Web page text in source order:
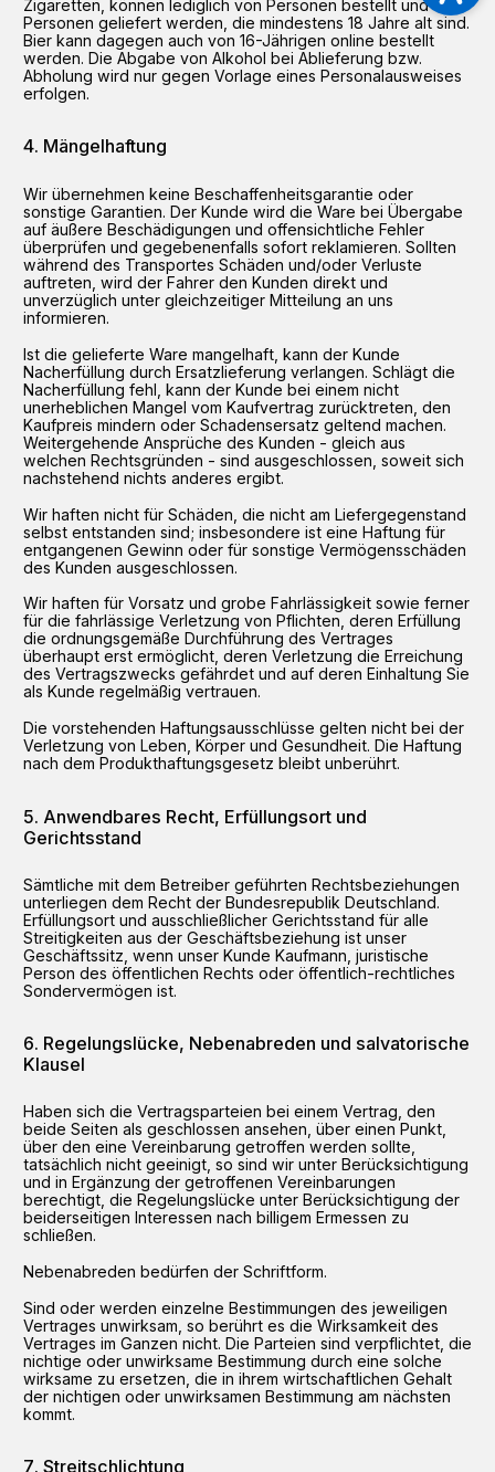
Zigaretten, können lediglich von Personen bestellt und an
Personen geliefert werden, die mindestens 18 Jahre alt sind.
Bier kann dagegen auch von 16-Jährigen online bestellt
werden. Die Abgabe von Alkohol bei Ablieferung bzw.
Abholung wird nur gegen Vorlage eines Personalausweises
erfolgen.
Mängelhaftung
Wir übernehmen keine Beschaffenheitsgarantie oder
sonstige Garantien. Der Kunde wird die Ware bei Übergabe
auf äußere Beschädigungen und offensichtliche Fehler
überprüfen und gegebenenfalls sofort reklamieren. Sollten
während des Transportes Schäden und/oder Verluste
auftreten, wird der Fahrer den Kunden direkt und
unverzüglich unter gleichzeitiger Mitteilung an uns
informieren.
Ist die gelieferte Ware mangelhaft, kann der Kunde
Nacherfüllung durch Ersatzlieferung verlangen. Schlägt die
Nacherfüllung fehl, kann der Kunde bei einem nicht
unerheblichen Mangel vom Kaufvertrag zurücktreten, den
Kaufpreis mindern oder Schadensersatz geltend machen.
Weitergehende Ansprüche des Kunden - gleich aus
welchen Rechtsgründen - sind ausgeschlossen, soweit sich
nachstehend nichts anderes ergibt.
Wir haften nicht für Schäden, die nicht am Liefergegenstand
selbst entstanden sind; insbesondere ist eine Haftung für
entgangenen Gewinn oder für sonstige Vermögensschäden
des Kunden ausgeschlossen.
Wir haften für Vorsatz und grobe Fahrlässigkeit sowie ferner
für die fahrlässige Verletzung von Pflichten, deren Erfüllung
die ordnungsgemäße Durchführung des Vertrages
überhaupt erst ermöglicht, deren Verletzung die Erreichung
des Vertragszwecks gefährdet und auf deren Einhaltung Sie
als Kunde regelmäßig vertrauen.
Die vorstehenden Haftungsausschlüsse gelten nicht bei der
Verletzung von Leben, Körper und Gesundheit. Die Haftung
nach dem Produkthaftungsgesetz bleibt unberührt.
Anwendbares Recht, Erfüllungsort und
Gerichtsstand
Sämtliche mit dem Betreiber geführten Rechtsbeziehungen
unterliegen dem Recht der Bundesrepublik Deutschland.
Erfüllungsort und ausschließlicher Gerichtsstand für alle
Streitigkeiten aus der Geschäftsbeziehung ist unser
Geschäftssitz, wenn unser Kunde Kaufmann, juristische
Person des öffentlichen Rechts oder öffentlich-rechtliches
Sondervermögen ist.
Regelungslücke, Nebenabreden und salvatorische
Klausel
Haben sich die Vertragsparteien bei einem Vertrag, den
beide Seiten als geschlossen ansehen, über einen Punkt,
über den eine Vereinbarung getroffen werden sollte,
tatsächlich nicht geeinigt, so sind wir unter Berücksichtigung
und in Ergänzung der getroffenen Vereinbarungen
berechtigt, die Regelungslücke unter Berücksichtigung der
beiderseitigen Interessen nach billigem Ermessen zu
schließen.
Nebenabreden bedürfen der Schriftform.
Sind oder werden einzelne Bestimmungen des jeweiligen
Vertrages unwirksam, so berührt es die Wirksamkeit des
Vertrages im Ganzen nicht. Die Parteien sind verpflichtet, die
nichtige oder unwirksame Bestimmung durch eine solche
wirksame zu ersetzen, die in ihrem wirtschaftlichen Gehalt
der nichtigen oder unwirksamen Bestimmung am nächsten
kommt.
Streitschlichtung